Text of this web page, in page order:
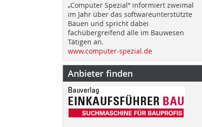
„Computer Spezial“ informiert zweimal
im Jahr über das softwareunterstützte
Bauen und spricht dabei
fachübergreifend alle im Bauwesen
Tätigen an.
www.computer-spezial.de
Anbieter finden